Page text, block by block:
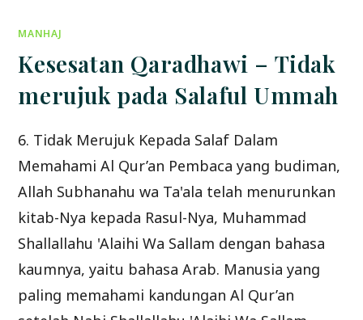
MANHAJ
Kesesatan Qaradhawi – Tidak
merujuk pada Salaful Ummah
6. Tidak Merujuk Kepada Salaf Dalam
Memahami Al Qur’an Pembaca yang budiman,
Allah Subhanahu wa Ta'ala telah menurunkan
kitab-Nya kepada Rasul-Nya, Muhammad
Shallallahu 'Alaihi Wa Sallam dengan bahasa
kaumnya, yaitu bahasa Arab. Manusia yang
paling memahami kandungan Al Qur’an